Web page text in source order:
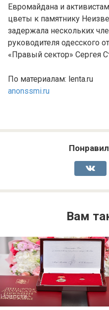
Евромайдана и
цветы к памятнику
задержала нескольких
руководителя одесского
«Правый сектор» Сергея
По материалам: lenta.ru
anonssmi.ru
Вам
Новости